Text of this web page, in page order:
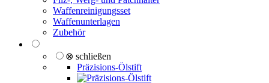
Waffenreinigungsset
Waffenunterlagen
Zubehör
⊗ schließen
Präzisions-Ölstift